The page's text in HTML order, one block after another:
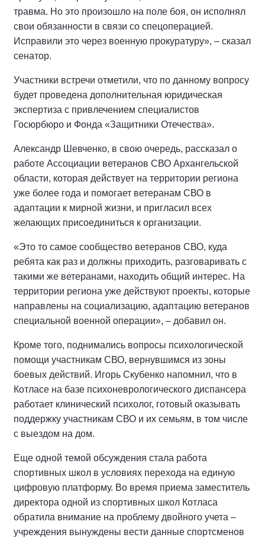
травма. Но это произошло на поле боя, он исполнял
свои обязанности в связи со спецоперацией.
Исправили это через военную прокуратуру», – сказал
сенатор.
Участники встречи отметили, что по данному вопросу
будет проведена дополнительная юридическая
экспертиза с привлечением специалистов
Госюрбюро и Фонда «Защитники Отечества».
Александр Шевченко, в свою очередь, рассказал о
работе Ассоциации ветеранов СВО Архангельской
области, которая действует на территории региона
уже более года и помогает ветеранам СВО в
адаптации к мирной жизни, и пригласил всех
желающих присоединиться к организации.
«Это то самое сообщество ветеранов СВО, куда
ребята как раз и должны приходить, разговаривать с
такими же ветеранами, находить общий интерес. На
территории региона уже действуют проекты, которые
направлены на социализацию, адаптацию ветеранов
специальной военной операции», – добавил он.
Кроме того, поднимались вопросы психологической
помощи участникам СВО, вернувшимся из зоны
боевых действий. Игорь Скубенко напомнил, что в
Котласе на базе психоневрологического диспансера
работает клинический психолог, готовый оказывать
поддержку участникам СВО и их семьям, в том числе
с выездом на дом.
Еще одной темой обсуждения стала работа
спортивных школ в условиях перехода на единую
цифровую платформу. Во время приема заместитель
директора одной из спортивных школ Котласа
обратила внимание на проблему двойного учета –
учреждения вынуждены вести данные спортсменов